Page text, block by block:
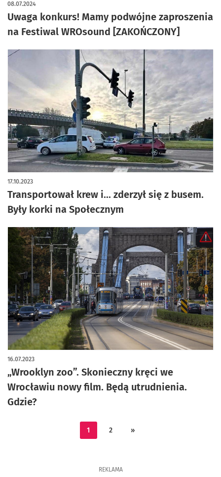
Uwaga konkurs! Mamy podwójne zaproszenia
na Festiwal WROsound [ZAKOŃCZONY]
08.07.2024
Transportował krew i... zderzył się z busem.
Były korki na Społecznym
17.10.2023
„Wrooklyn zoo”. Skonieczny kręci we
Wrocławiu nowy film. Będą utrudnienia.
Gdzie?
16.07.2023
1 2 »
REKLAMA